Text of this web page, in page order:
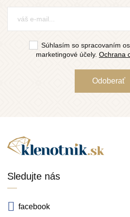
Súhlasím so spracovaním
marketingové účely. Ochrana
Sledujte nás
facebook